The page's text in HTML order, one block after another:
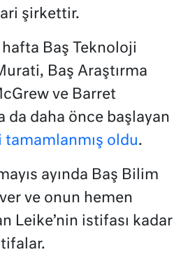
şirkettir.
Baş Teknoloji
Baş Araştırma
ve Barret
da daha önce başlayan
oldu.
ayında Baş Bilim
ve onun hemen
Leike’nin istifası kadar